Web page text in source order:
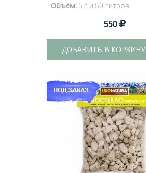
Объём:5 л и 50 литров
550
ДОБАВИТЬ В КОРЗИНУ